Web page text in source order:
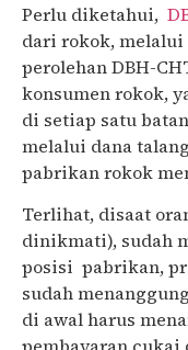
Perlu diketahui,
dari rokok,
perolehan DBH-
konsumen rokok,
di setiap satu
melalui dana
pabrikan rokok
Terlihat, disaat
dinikmati), sudah
posisi pabrikan,
sudah
di awal harus